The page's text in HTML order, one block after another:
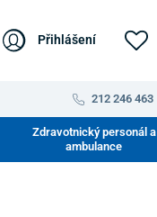
Přihlášení
212 246 463
Zdravotnický personál a
ambulance